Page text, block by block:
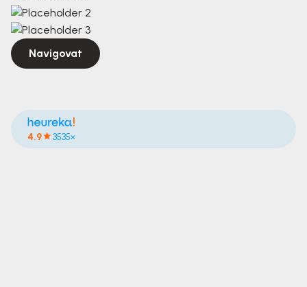
Navigovat
4.9 3535×